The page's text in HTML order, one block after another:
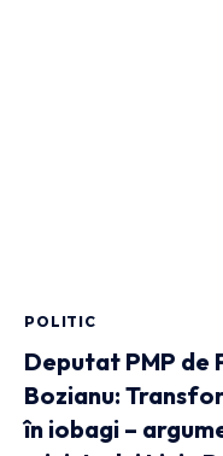
POLITIC
Deputat PMP de
Bozianu:
în iobagi –